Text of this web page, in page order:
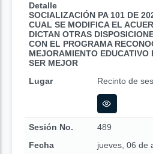
Detalle
SOCIALIZACIÓN PA 101 DE
CUAL SE MODIFICA EL
DICTAN OTRAS
CON EL PROGRAMA
MEJORAMIENTO
SER MEJOR
Lugar
Recinto de
Sesión No.
489
Fecha
jueves, 06 de